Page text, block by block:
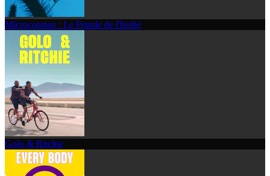
Microcosmos : Le Peuple de l'herbe
Golo & Ritchie